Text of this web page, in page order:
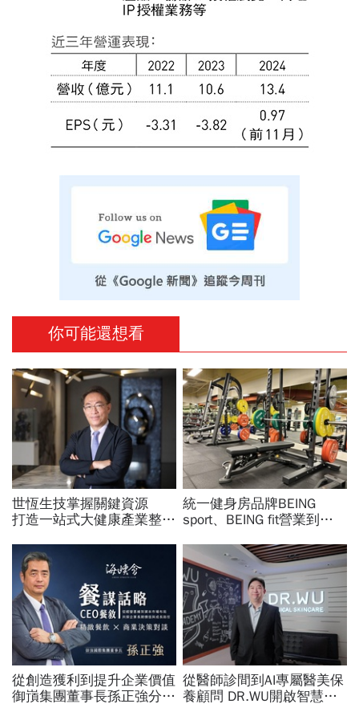
你可能還想看
世恆生技掌握關鍵資源
打造一站式大健康產業整合
統一健身房品牌BEING
sport、BEING fit營業到這
換到健身工廠？20年老字
號為何退出
從創造獲利到提升企業價值
御嵿集團董事長孫正強分享
從醫師診間到AI專屬醫美保
養顧問 DR.WU開啟智慧養